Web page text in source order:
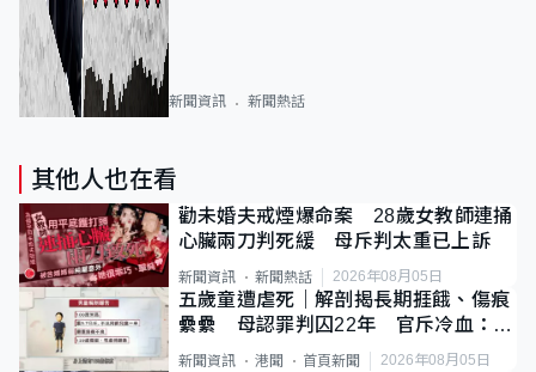
新聞資訊 新聞熱話
其他人也在看
勸未婚夫戒煙爆命案 28歲女教師連捅
心臟兩刀判死緩 母斥判太重已上訴
新聞資訊 新聞熱話 2026年08月05日
五歲童遭虐死｜解剖揭長期捱餓、傷痕
纍纍 母認罪判囚22年 官斥冷血：同
類案最惡劣
新聞資訊 港聞 首頁新聞 2026年08月05日